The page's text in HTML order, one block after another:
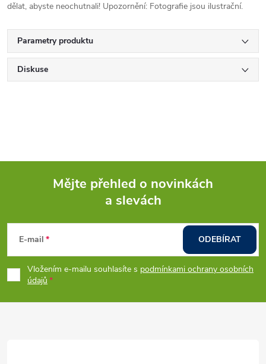
dělat, abyste neochutnali! Upozornění: Fotografie jsou ilustrační.
Parametry produktu
Diskuse
p
a
Mějte přehled o novinkách
a slevách
E-mail
Vložením e-mailu souhlasíte s podmínkami ochrany osobních
údajů
ODEBÍRAT